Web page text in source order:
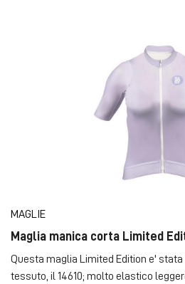
MAGLIE
Maglia manica corta Limited
Questa maglia Limited Edition e'
tessuto, il 14610; molto elastico